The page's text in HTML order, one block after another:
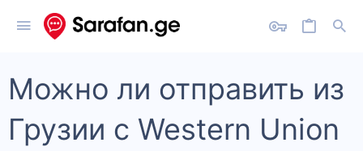
Можно ли отправить из
Грузии с Western Union